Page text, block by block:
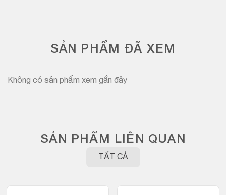
SẢN PHẨM ĐÃ XEM
Không có sản phẩm xem gần đây
SẢN PHẨM LIÊN QUAN
TẤT CẢ